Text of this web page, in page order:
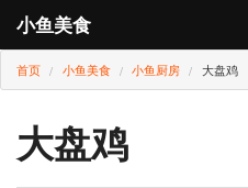
小鱼美食
登录
小鱼厨房
小鱼卡
首页 小鱼美食 小鱼厨房 大盘鸡
大盘鸡